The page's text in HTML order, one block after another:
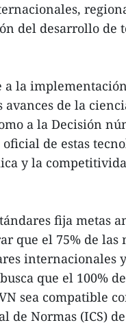
del desarrollo de
a la
avances de la
a la Decisión
de estas
y la
fija metas
que el 75% de las
internacionales
que el 100%
sea compatible
de Normas (ICS)